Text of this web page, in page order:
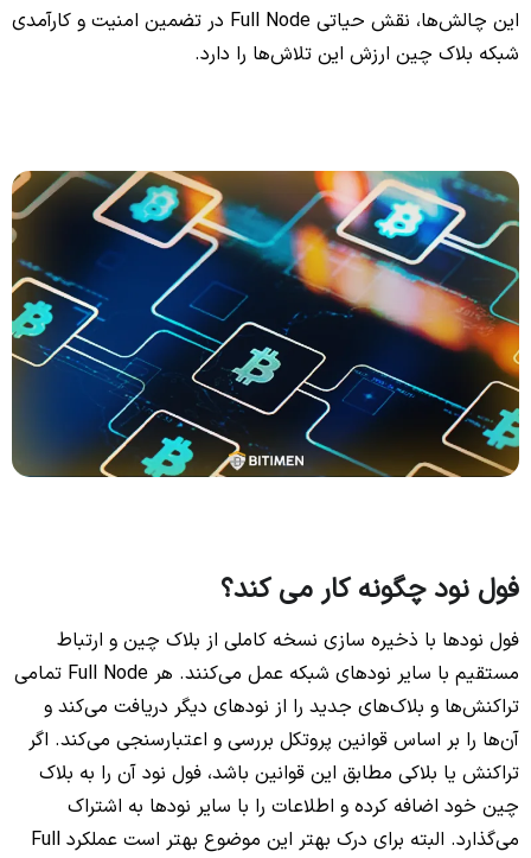
این چالش‌ها، نقش حیاتی Full Node در تضمین امنیت و کارآمدی
شبکه بلاک چین ارزش این تلاش‌ها را دارد.
فول نود چگونه کار می کند؟
فول نودها با ذخیره سازی نسخه کاملی از بلاک چین و ارتباط
مستقیم با سایر نودهای شبکه عمل می‌کنند. هر Full Node تمامی
تراکنش‌ها و بلاک‌های جدید را از نودهای دیگر دریافت می‌کند و
آن‌ها را بر اساس قوانین پروتکل بررسی و اعتبارسنجی می‌کند. اگر
تراکنش یا بلاکی مطابق این قوانین باشد، فول نود آن را به بلاک
چین خود اضافه کرده و اطلاعات را با سایر نودها به اشتراک
می‌گذارد. البته برای درک بهتر این موضوع بهتر است عملکرد Full